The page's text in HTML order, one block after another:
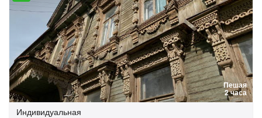
Пешая
2 часа
Индивидуальная